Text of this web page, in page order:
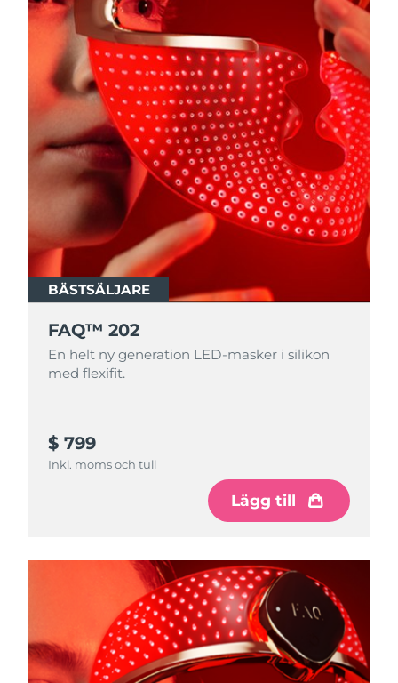
BÄSTSÄLJARE
FAQ™ 202
En helt ny generation LED-masker i silikon
med flexifit.
$ 799
Inkl. moms och tull
Lägg till